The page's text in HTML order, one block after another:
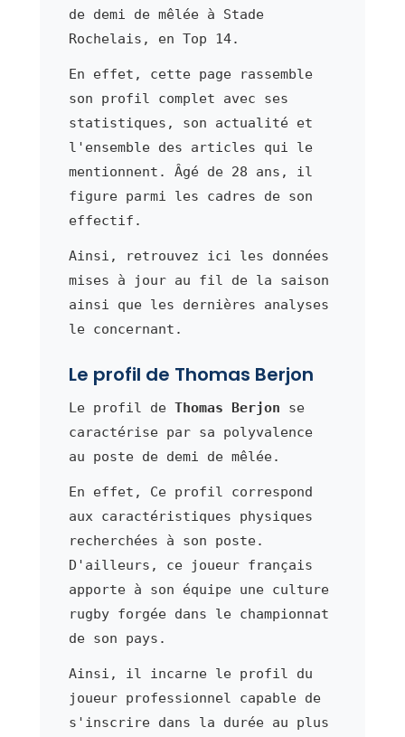
de demi de mêlée à Stade
Rochelais, en Top 14.
En effet, cette page rassemble
son profil complet avec ses
statistiques, son actualité et
l'ensemble des articles qui le
mentionnent. Âgé de 28 ans, il
figure parmi les cadres de son
effectif.
Ainsi, retrouvez ici les données
mises à jour au fil de la saison
ainsi que les dernières analyses
le concernant.
Le profil de Thomas Berjon
Le profil de Thomas Berjon se
caractérise par sa polyvalence
au poste de demi de mêlée.
En effet, Ce profil correspond
aux caractéristiques physiques
recherchées à son poste.
D'ailleurs, ce joueur français
apporte à son équipe une culture
rugby forgée dans le championnat
de son pays.
Ainsi, il incarne le profil du
joueur professionnel capable de
s'inscrire dans la durée au plus